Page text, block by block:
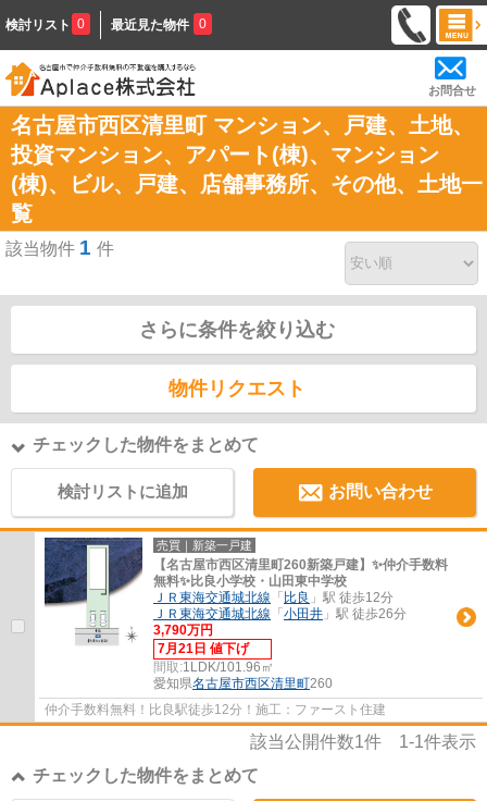
検討リスト 0 最近見た物件 0
お問合せ
名古屋市西区清里町 マンション、戸建、土地、
投資マンション、アパート(棟)、マンション
(棟)、ビル、戸建、店舗事務所、その他、土地一
覧
該当物件 1 件
さらに条件を絞り込む
物件リクエスト
チェックした物件をまとめて
検討リストに追加 お問い合わせ
売買｜新築一戸建
【名古屋市西区清里町260新築戸建】✨️仲介手数料
無料✨️比良小学校・山田東中学校
ＪＲ東海交通城北線 「 比良 」駅 徒歩12分
ＪＲ東海交通城北線 「 小田井 」駅 徒歩26分
3,790万円
7月21日 値下げ
間取:1LDK/101.96㎡
愛知県名古屋市西区清里町260
仲介手数料無料！比良駅徒歩12分！施工：ファースト住建
該当公開件数1件 1-1件表示
チェックした物件をまとめて